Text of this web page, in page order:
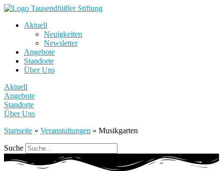
Aktuell
Neuigkeiten
Newsletter
Angebote
Standorte
Über Uns
Aktuell
Angebote
Standorte
Über Uns
Startseite » Veranstaltungen » Musikgarten
Suche